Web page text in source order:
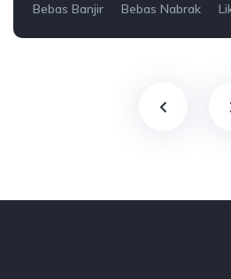
Bebas Banjir
Bebas Nabrak